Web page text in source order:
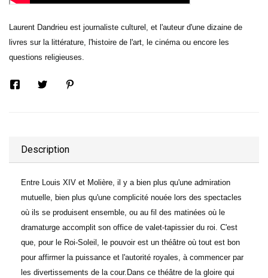
Laurent Dandrieu est journaliste culturel, et l'auteur d'une dizaine de
livres sur la littérature, l'histoire de l'art, le cinéma ou encore les
questions religieuses.
Description
Entre Louis XIV et Molière, il y a bien plus qu'une admiration
mutuelle, bien plus qu'une complicité nouée lors des spectacles
où ils se produisent ensemble, ou au fil des matinées où le
dramaturge accomplit son office de valet-tapissier du roi. C'est
que, pour le Roi-Soleil, le pouvoir est un théâtre où tout est bon
pour affirmer la puissance et l'autorité royales, à commencer par
les divertissements de la cour.Dans ce théâtre de la gloire qui